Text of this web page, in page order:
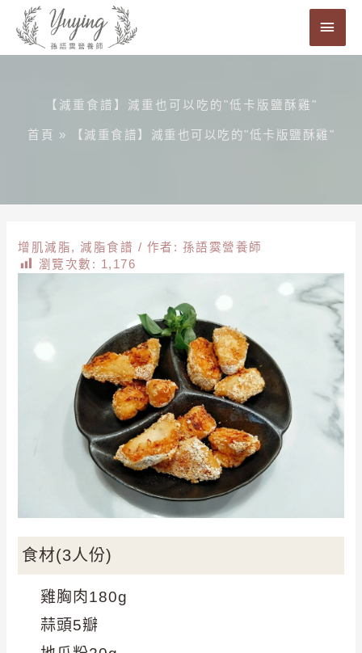
主
主
要
【減重食譜】減重也可以吃的"低卡版鹽酥雞"
首頁 » 【減重食譜】減重也可以吃的"低卡版鹽酥雞"
增肌減脂,減脂食譜 / 作者: 孫語霙營養師
瀏覽次數: 1,176
食材(3人份)
雞胸肉180g
蒜頭5瓣